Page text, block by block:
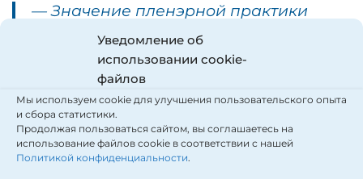
Уведомление об
использовании cookie-
файлов
Мы используем cookie для улучшения пользовательского опыта
и сбора статистики.
Продолжая пользоваться сайтом, вы соглашаетесь на
использование файлов cookie в соответствии с нашей
Политикой конфиденциальности.
— Значение пленэрной практики
поистине огромно, ведь в процессе
работы над этюдами, набросками и
эскизами развивается зрительная
память, улучшается восприятие
цветовых отношений, линейной и
воздушной перспективы и, конечно,
это заряжает отличным настроением.